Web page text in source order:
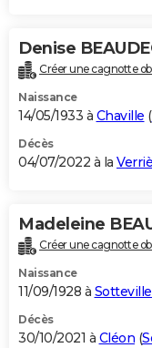
Denise
Créer une cagnotte
Naissance
14/05/1933 à Chaville (
Décès
04/07/2022 à la
Madeleine
Créer une cagnotte
Naissance
11/09/1928 à
Décès
30/10/2021 à Cléon (